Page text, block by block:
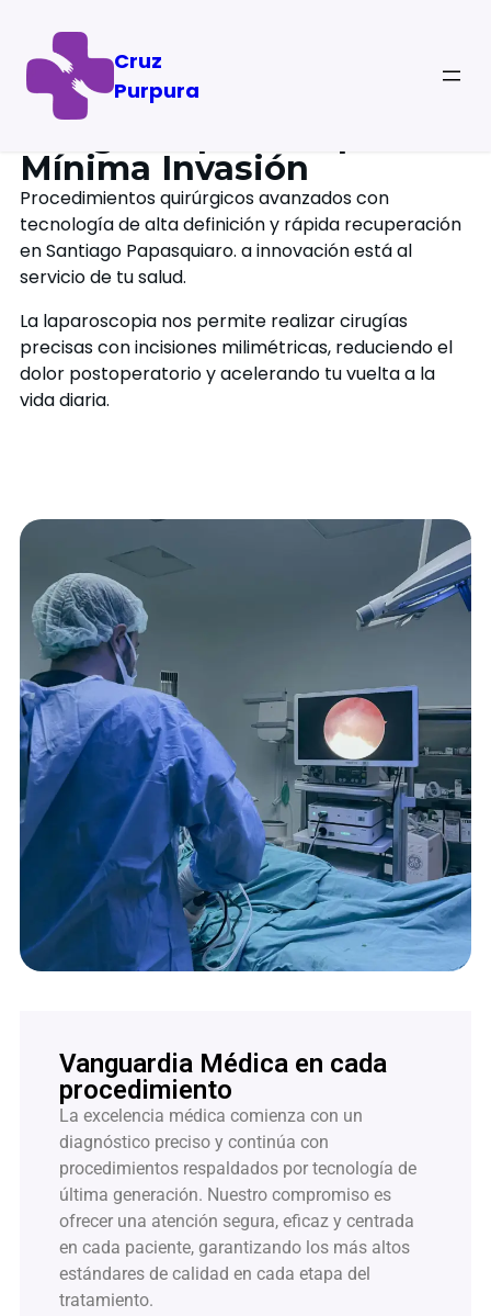
Cruz
Purpura
Mínima Invasión
Procedimientos quirúrgicos avanzados con
tecnología de alta definición y rápida recuperación
en Santiago Papasquiaro. a innovación está al
servicio de tu salud.
La laparoscopia nos permite realizar cirugías
precisas con incisiones milimétricas, reduciendo el
dolor postoperatorio y acelerando tu vuelta a la
vida diaria.
Vanguardia Médica en cada
procedimiento
La excelencia médica comienza con un
diagnóstico preciso y continúa con
procedimientos respaldados por tecnología de
última generación. Nuestro compromiso es
ofrecer una atención segura, eficaz y centrada
en cada paciente, garantizando los más altos
estándares de calidad en cada etapa del
tratamiento.